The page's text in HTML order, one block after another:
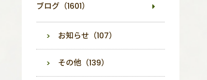
ブログ（1601）
お知らせ（107）
その他（139）